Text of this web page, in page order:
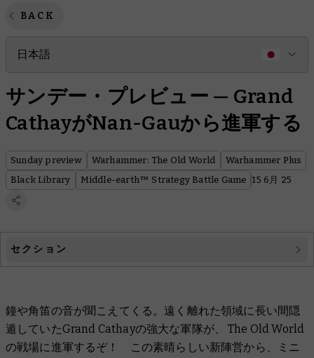
BACK
日本語
サンデー・プレビュー — Grand
CathayがNan-Gauから進軍する
Sunday preview Warhammer: The Old World
Warhammer Plus
Black Library
Middle-earth™ Strategy Battle Game 15 6月 25
セクション
Middle-earth™ Strategy Battle Game
Black Library
鐘や角笛の音が聞こえてくる。遠く離れた領域に長い間隠
遁していたGrand Cathayの強大な軍隊が、 The Old World
の戦場に進軍するぞ！ この素晴らしい新陣営から、ミニ